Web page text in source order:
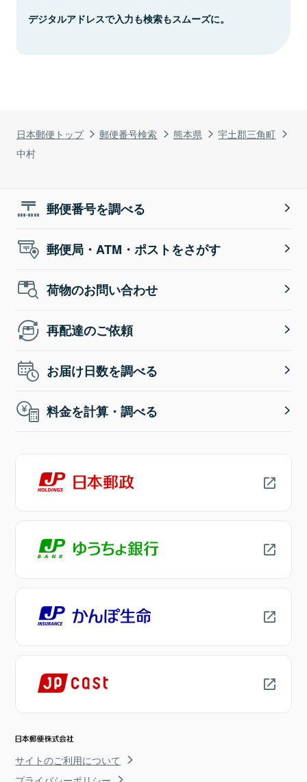
日本郵便トップ 郵便番号検索 熊本県
宇土郡三角町
中村
デジタルアドレスで入力も検索もスムーズに。
郵便番号を調べる
郵便局・ATM・ポストをさがす
荷物のお問い合わせ
再配達のご依頼
お届け日数を調べる
料金を計算・調べる
サイトのご利用について